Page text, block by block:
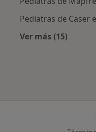
Pediatras de Caser
Ver más (15)